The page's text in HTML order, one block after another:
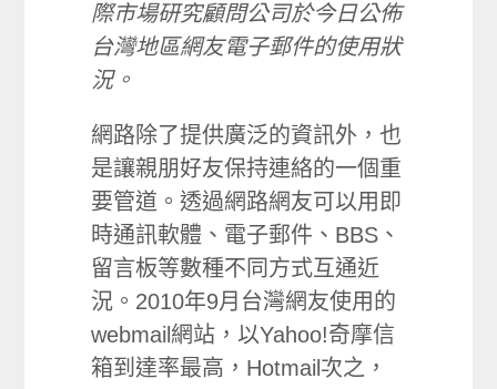
際市場研究顧問公司於今日公佈
台灣地區網友電子郵件的使用狀
況。
網路除了提供廣泛的資訊外，也
是讓親朋好友保持連絡的一個重
要管道。透過網路網友可以用即
時通訊軟體、電子郵件、BBS、
留言板等數種不同方式互通近
況。2010年9月台灣網友使用的
webmail網站，以Yahoo!奇摩信
箱到達率最高，Hotmail次之，